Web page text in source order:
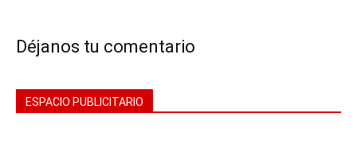
Déjanos tu comentario
ESPACIO PUBLICITARIO